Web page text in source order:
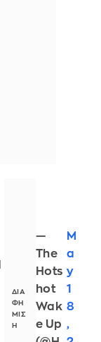
—
The
Hots
hot
Wak
e Up
M
a
y
1
8
,